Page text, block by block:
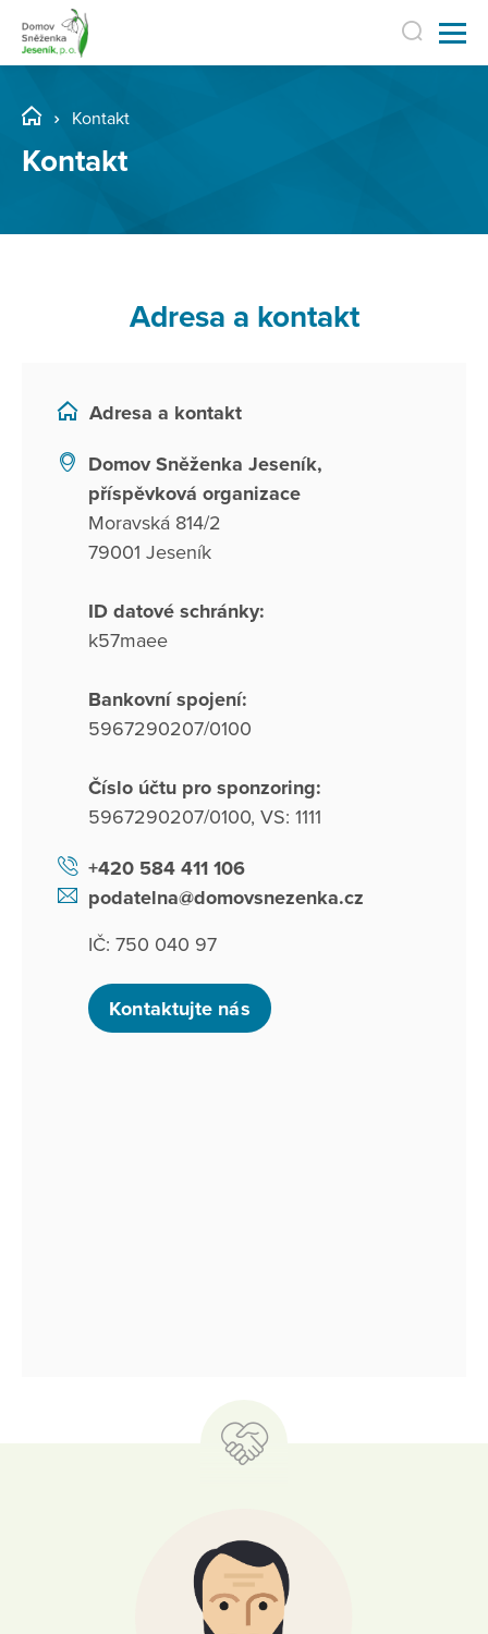
Kontakt
Kontakt
Adresa a kontakt
Adresa a kontakt
Domov Sněženka Jeseník,
příspěvková organizace
Moravská 814/2
79001 Jeseník
ID datové schránky:
k57maee
Bankovní spojení:
5967290207/0100
Číslo účtu pro sponzoring:
5967290207/0100, VS: 1111
+420 584 411 106
podatelna@domovsnezenka.cz
IČ: 750 040 97
Kontaktujte nás